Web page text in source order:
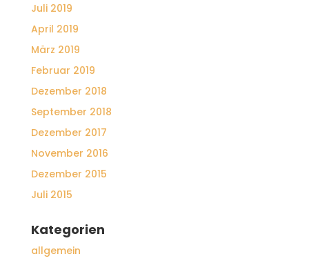
Juli 2019
April 2019
März 2019
Februar 2019
Dezember 2018
September 2018
Dezember 2017
November 2016
Dezember 2015
Juli 2015
Kategorien
allgemein